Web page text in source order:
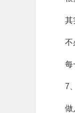
其
不
每
7
做